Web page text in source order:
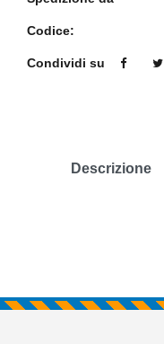
Codice:
Condividi su
Descrizione